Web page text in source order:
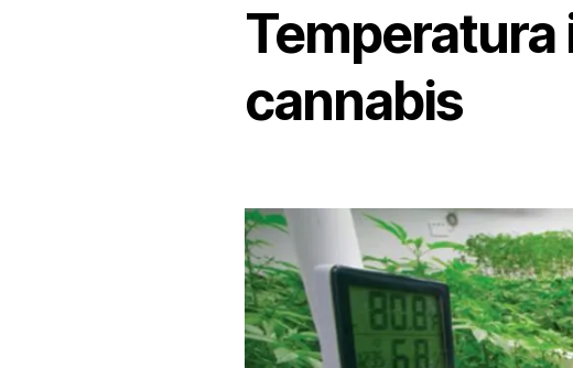
Temperatura
cannabis